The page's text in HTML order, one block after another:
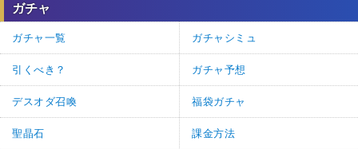
ガチャ
ガチャ一覧 ガチャシミュ
引くべき？ ガチャ予想
デスオダ召喚 福袋ガチャ
聖晶石 課金方法